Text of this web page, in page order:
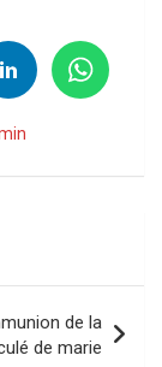
de la
de marie